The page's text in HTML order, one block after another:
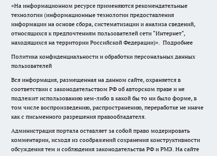
«На информационном ресурсе применяются рекомендательные
технологии (информационные технологии предоставления
информации на основе сбора, систематизации и анализа сведений,
относящихся к предпочтениям пользователей сети "Интернет",
находящихся на территории Российской Федерации)». Подробнее
Политика конфиденциальности и обработки персональных данных
пользователей
Вся информация, размещенная на данном сайте, охраняется в
соответствии с законодательством РФ об авторском праве и не
подлежит использованию кем-либо в какой бы то ни было форме, в
том числе воспроизведению, распространению, переработке не иначе
как с письменного разрешения правообладателя.
Администрация портала оставляет за собой право модерировать
комментарии, исходя из соображений сохранения конструктивности
обсуждения тем и соблюдения законодательства РФ и РМЭ. На сайте